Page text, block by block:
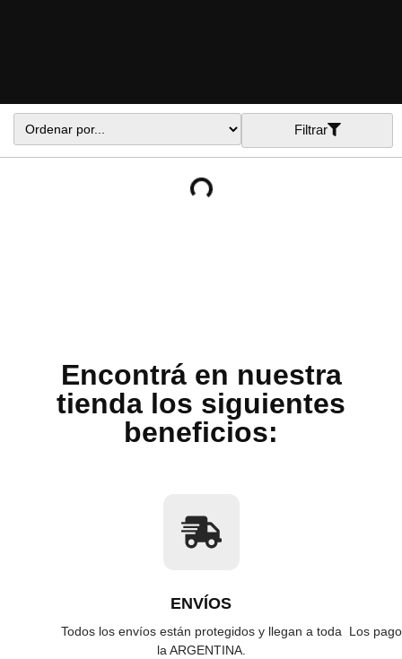
Filtrar
Encontrá en nuestra
tienda los siguientes
beneficios:
ENVÍOS
Todos los envíos están protegidos y llegan a toda
la ARGENTINA.
Los